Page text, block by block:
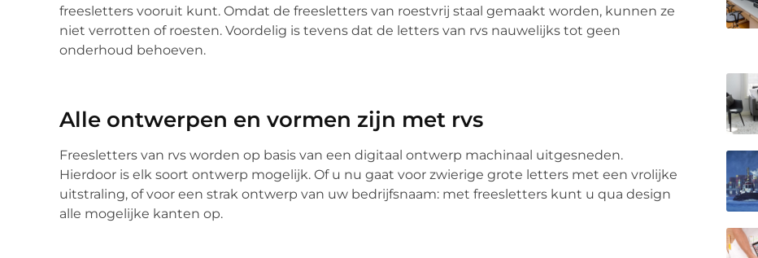
freesletters vooruit kunt. Omdat de freesletters van roestvrij staal gemaakt worden, kunnen ze
niet verrotten of roesten. Voordelig is tevens dat de letters van rvs nauwelijks tot geen
onderhoud behoeven.
Alle ontwerpen en vormen zijn met rvs
Freesletters van rvs worden op basis van een digitaal ontwerp machinaal uitgesneden.
Hierdoor is elk soort ontwerp mogelijk. Of u nu gaat voor zwierige grote letters met een vrolijke
uitstraling, of voor een strak ontwerp van uw bedrijfsnaam: met freesletters kunt u qua design
alle mogelijke kanten op.